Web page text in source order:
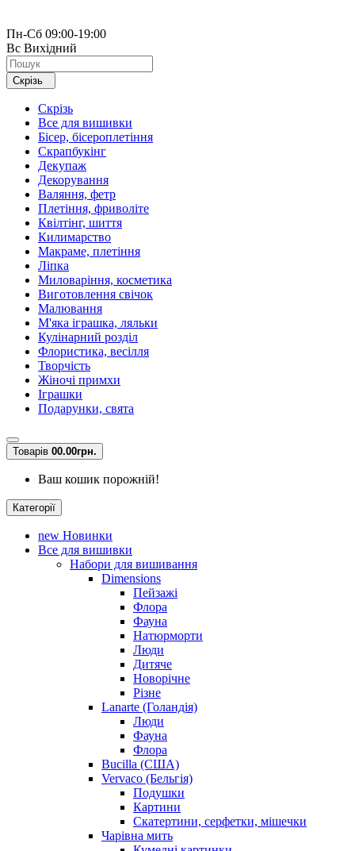
Пн-Сб 09:00-19:00
Вс Вихідний
Скрізь
Скрізь
Все для вишивки
Бісер, бісероплетіння
Скрапбукінг
Декупаж
Декорування
Валяння, фетр
Плетіння, фриволіте
Квілтінг, шиття
Килимарство
Макраме, плетіння
Ліпка
Миловаріння, косметика
Виготовлення свічок
Малювання
М'яка іграшка, ляльки
Кулінарний розділ
Флористика, весілля
Творчість
Жіночі примхи
Іграшки
Подарунки, свята
Товарів 00.00грн.
Ваш кошик порожній!
Категорії
new Новинки
Все для вишивки
Набори для вишивання
Dimensions
Пейзажі
Флора
Фауна
Натюрморти
Люди
Дитяче
Новорічне
Різне
Lanarte (Голандія)
Люди
Фауна
Флора
Bucilla (США)
Vervaco (Бельгія)
Подушки
Картини
Скатертини, серфетки, мішечки
Чарiвна мить